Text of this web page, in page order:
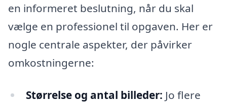
en informeret beslutning, når du skal
vælge en professionel til opgaven. Her er
nogle centrale aspekter, der påvirker
omkostningerne:
Størrelse og antal billeder: Jo flere